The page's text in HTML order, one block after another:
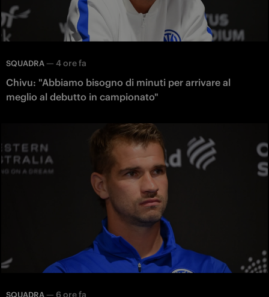
SQUADRA — 4 ore fa
Chivu: "Abbiamo bisogno di minuti per arrivare al
meglio al debutto in campionato"